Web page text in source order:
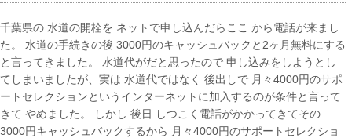
千葉県の 水道の開栓を ネットで申し込んだらここ から電話が来まし
た。 水道の手続きの後 3000円のキャッシュバックと2ヶ月無料にする
と言ってきました。 水道代がだと思ったので 申し込みをしようとし
てしまいましたが、実は 水道代ではなく 後出しで 月々4000円のサポ
ートセレクションというインターネットに加入するのが条件と言って
きて やめました。 しかし 後日 しつこく電話がかかってきてその
3000円キャッシュバックするから 月々4000円のサポートセレクショ